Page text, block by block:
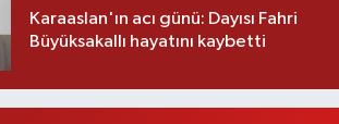
Karaaslan'ın acı günü: Dayısı Fahri
Büyüksakallı hayatını kaybetti